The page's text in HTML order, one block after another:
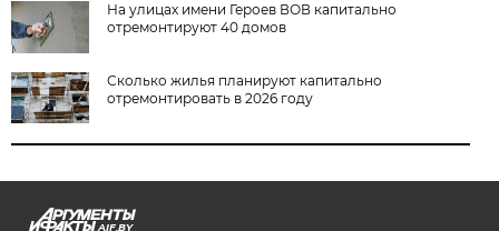
На улицах имени Героев ВОВ капитально
отремонтируют 40 домов
Сколько жилья планируют капитально
отремонтировать в 2026 году
AIF.BY